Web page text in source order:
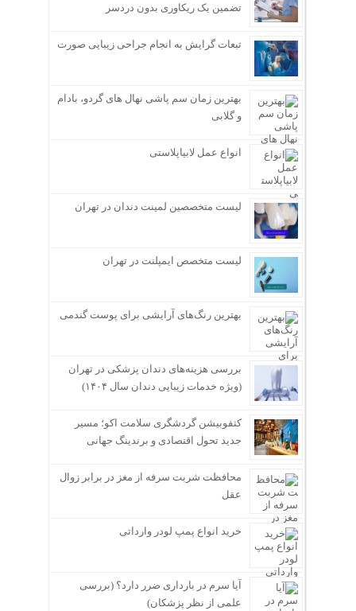
تضمین یک ریکاوری بدون دردسر
تبعات گرایش به انجام جراحی زیبایی صورت
بهترین زمان سم پاشی نهال های گردو، بادام
و گلابی
انواع عمل لابیاپلاستی
لیست متخصصین لمینت دندان در تهران
لیست متخصص ایمپلنت در تهران
بهترین رنگ‌های آرایشی برای پوست گندمی
بررسی هزینه‌های دندان پزشکی در تهران
(ویژه خدمات زیبایی دندان سال ۱۴۰۴)
کنفوبیشن گردشگری سلامت اکو؛ مسیر
جدید تحول اقتصادی و برندینگ جهانی
محافظت شربت سرفه از مغز در برابر زوال
عقل
خرید انواع پمپ لودر وارداتی
آیا سرم در بارداری ضرر دارد؟ (بررسی
علمی از نظر پزشکان)